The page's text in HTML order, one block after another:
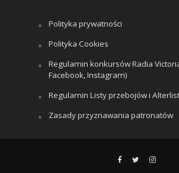
Polityka prywatności
Polityka Cookies
Regulamin konkursów Radia
Facebook, Instagram)
Regulamin Listy przebojów i
Zasady przyznawania patronatów